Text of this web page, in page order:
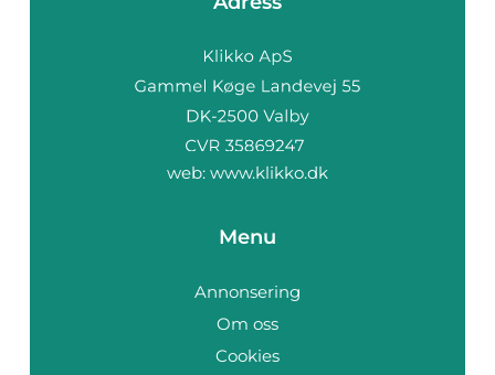
web: www.klikko.dk
Menu
Annonsering
Om oss
Cookies